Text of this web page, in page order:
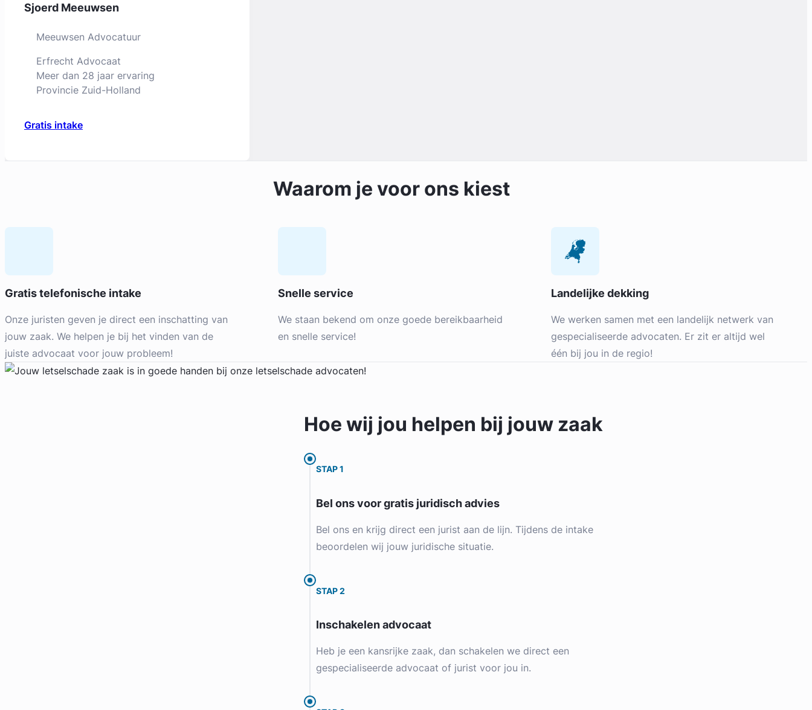
Sjoerd Meeuwsen
Meeuwsen Advocatuur
Erfrecht Advocaat
Meer dan 28 jaar ervaring
Provincie Zuid-Holland
Gratis intake
Bos van der Burg Advocaten
Erfrecht Advocaat
Meer dan 39 jaar ervaring
Provincie Zuid-Holland
Waarom je voor ons kiest
Gratis telefonische intake
Onze juristen geven je direct een inschatting van
jouw zaak. We helpen je bij het vinden van de
juiste advocaat voor jouw probleem!
Snelle service
We staan bekend om onze goede bereikbaarheid
en snelle service!
Landelijke dekking
We werken samen met een landelijk netwerk van
gespecialiseerde advocaten. Er zit er altijd wel
één bij jou in de regio!
Hoe wij jou helpen bij jouw zaak
STAP 1
Bel ons voor gratis juridisch advies
Bel ons en krijg direct een jurist aan de lijn. Tijdens de intake
beoordelen wij jouw juridische situatie.
STAP 2
Inschakelen advocaat
Heb je een kansrijke zaak, dan schakelen we direct een
gespecialiseerde advocaat of jurist voor jou in.